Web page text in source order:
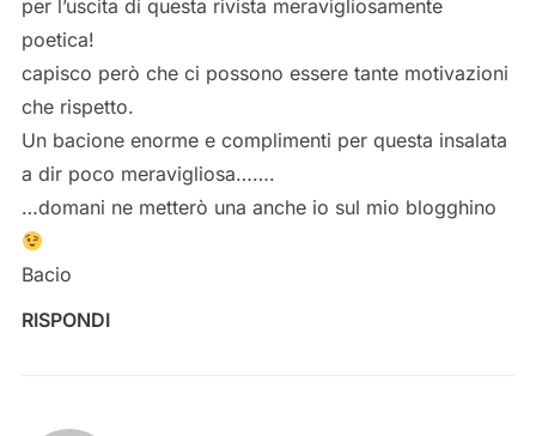
per l’uscita di questa rivista meravigliosamente
poetica!
capisco però che ci possono essere tante motivazioni
che rispetto.
Un bacione enorme e complimenti per questa insalata
a dir poco meravigliosa…….
…domani ne metterò una anche io sul mio blogghino
Bacio
RISPONDI